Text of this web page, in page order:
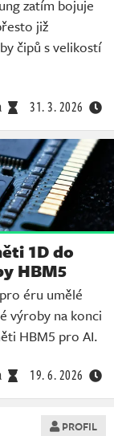
zatím bojuje
již
čipů s velikostí
31. 3. 2026
1D do
HBM5
éru umělé
výroby na konci
HBM5 pro AI.
19. 6. 2026
PROFIL